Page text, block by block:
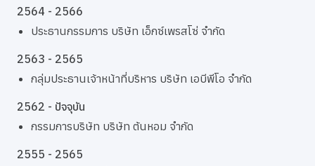
2564 - 2566
ประธานกรรมการ บริษัท เอ็กซ์เพรสโซ่ จำกัด
2563 - 2565
กลุ่มประธานเจ้าหน้าที่บริหาร บริษัท เอบีพีโอ จำกัด
2562 - ปัจจุบัน
กรรมการบริษัท บริษัท ต้นหอม จำกัด
2555 - 2565